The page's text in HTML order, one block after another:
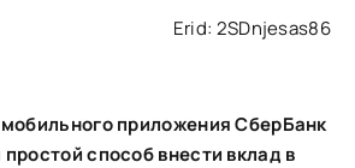
Erid: 2SDnjesas86
приложения СберБанк
способ внести вклад в